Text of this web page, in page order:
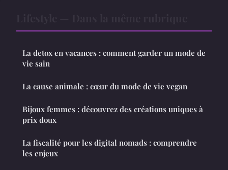
La detox en vacances : comment garder un mode de
vie sain
La cause animale : cœur du mode de vie vegan
Bijoux femmes : découvrez des créations uniques à
prix doux
La fiscalité pour les digital nomads : comprendre
les enjeux